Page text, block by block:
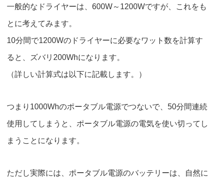
一般的なドライヤーは、600W～1200Wですが、これをも
とに考えてみます。
10分間で1200Wのドライヤーに必要なワット数を計算す
ると、ズバリ200Whになります。
（詳しい計算式は以下に記載します。）
つまり1000Whのポータブル電源でつないで、50分間連続
使用してしまうと、ポータブル電源の電気を使い切ってし
まうことになります。
ただし実際には、ポータブル電源のバッテリーは、自然に